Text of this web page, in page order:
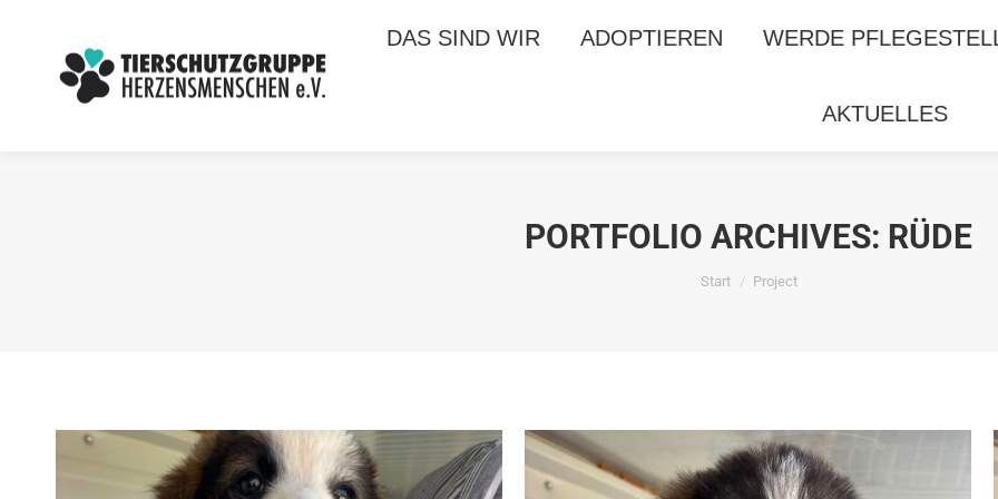
DAS SIND WIR ADOPTIEREN WERDE
AKTUELLES
PORTFOLIO ARCHIVES: RÜDE
Sie befinden sich hier:
Start Project
DAS SIND WIR ADOPTIEREN WERDE
AKTUELLES